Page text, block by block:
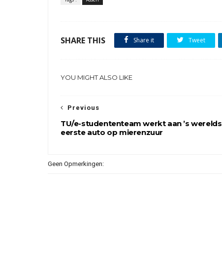
SHARE THIS Share it Tweet
YOU MIGHT ALSO LIKE
Previous
TU/e-studententeam werkt aan ’s werelds
eerste auto op mierenzuur
Geen Opmerkingen: